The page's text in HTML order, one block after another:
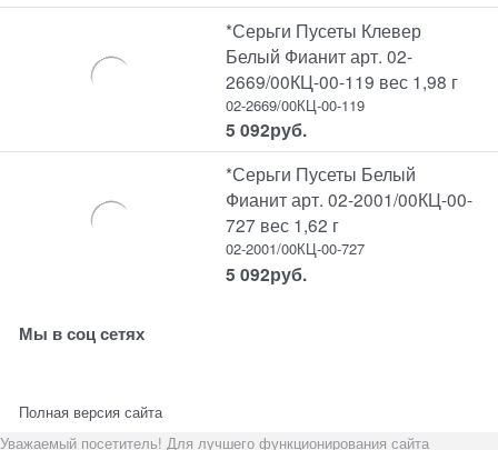
*Серьги Пусеты Клевер
Белый Фианит арт. 02-
2669/00КЦ-00-119 вес 1,98 г
02-2669/00КЦ-00-119
5 092руб.
*Серьги Пусеты Белый
Фианит арт. 02-2001/00КЦ-00-
727 вес 1,62 г
02-2001/00КЦ-00-727
5 092руб.
Мы в соц сетях
Полная версия сайта
Уважаемый посетитель! Для лучшего функционирования сайта